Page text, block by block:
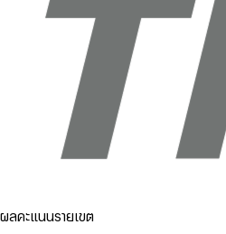
ผลคะแนนรายเขต